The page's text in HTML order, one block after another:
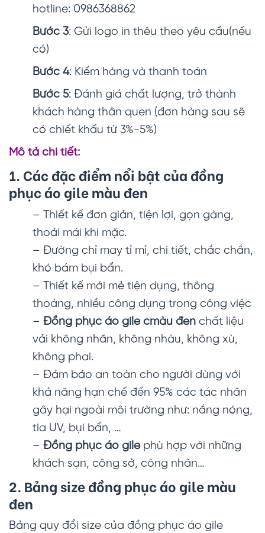
hotline: 0986368862
Bước 3: Gửi logo in thêu theo yêu cầu(nếu
có)
Bước 4: Kiểm hàng và thanh toán
Bước 5: Đánh giá chất lượng, trở thành
khách hàng thân quen (đơn hàng sau sẽ
có chiết khấu từ 3%-5%)
Mô tả chi tiết:
1. Các đặc điểm nổi bật của đồng
phục áo gile màu đen
– Thiết kế đơn giản, tiện lợi, gọn gàng,
thoải mái khi mặc.
– Đường chỉ may tỉ mỉ, chi tiết, chắc chắn,
khó bám bụi bẩn.
– Thiết kế mới mẻ tiện dụng, thông
thoáng, nhiều công dụng trong công việc
– Đồng phục áo gile cmàu đen chất liệu
vải không nhăn, không nhàu, không xù,
không phai.
– Đảm bảo an toàn cho người dùng với
khả năng hạn chế đến 95% các tác nhân
gây hại ngoài môi trường như: nắng nóng,
tia UV, bụi bẩn, …
– Đồng phục áo gilephù hợp với những
khách sạn, công sở, công nhân…
2. Bảng size đồng phục áo gile màu
đen
Bảng quy đổi size của đồng phục áo gile